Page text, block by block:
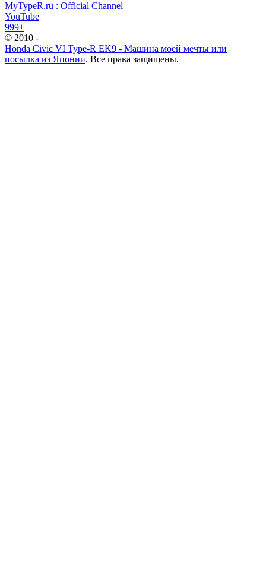
MyTypeR.ru : Official Channel
YouTube
999+
© 2010 -
Honda Civic VI Type-R EK9 - Машина моей мечты или
посылка из Японии. Все права защищены.